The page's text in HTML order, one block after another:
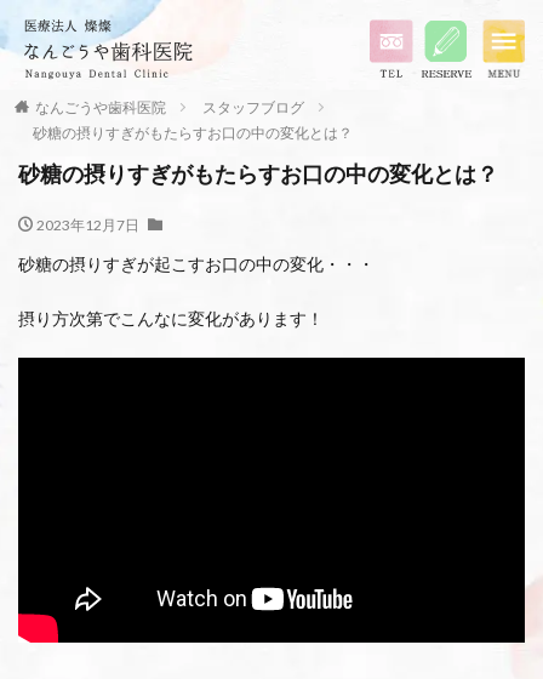
なんごうや歯科医院
スタッフブログ
砂糖の摂りすぎがもたらすお口の中の変化とは？
砂糖の摂りすぎがもたらすお口の中の変化とは？
2023年12月7日
砂糖の摂りすぎが起こすお口の中の変化・・・
摂り方次第でこんなに変化があります！